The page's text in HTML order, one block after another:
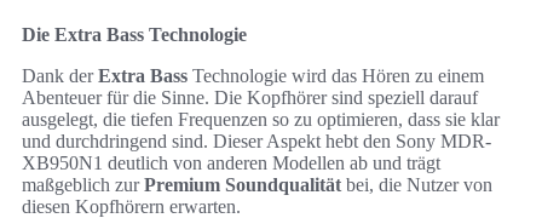
Die Extra Bass Technologie
Dank derExtra Bass Technologie wird das Hören zu einem
Abenteuer für die Sinne. Die Kopfhörer sind speziell darauf
ausgelegt, die tiefen Frequenzen so zu optimieren, dass sie klar
und durchdringend sind. Dieser Aspekt hebt den Sony MDR-
XB950N1 deutlich von anderen Modellen ab und trägt
maßgeblich zurPremium Soundqualität bei, die Nutzer von
diesen Kopfhörern erwarten.